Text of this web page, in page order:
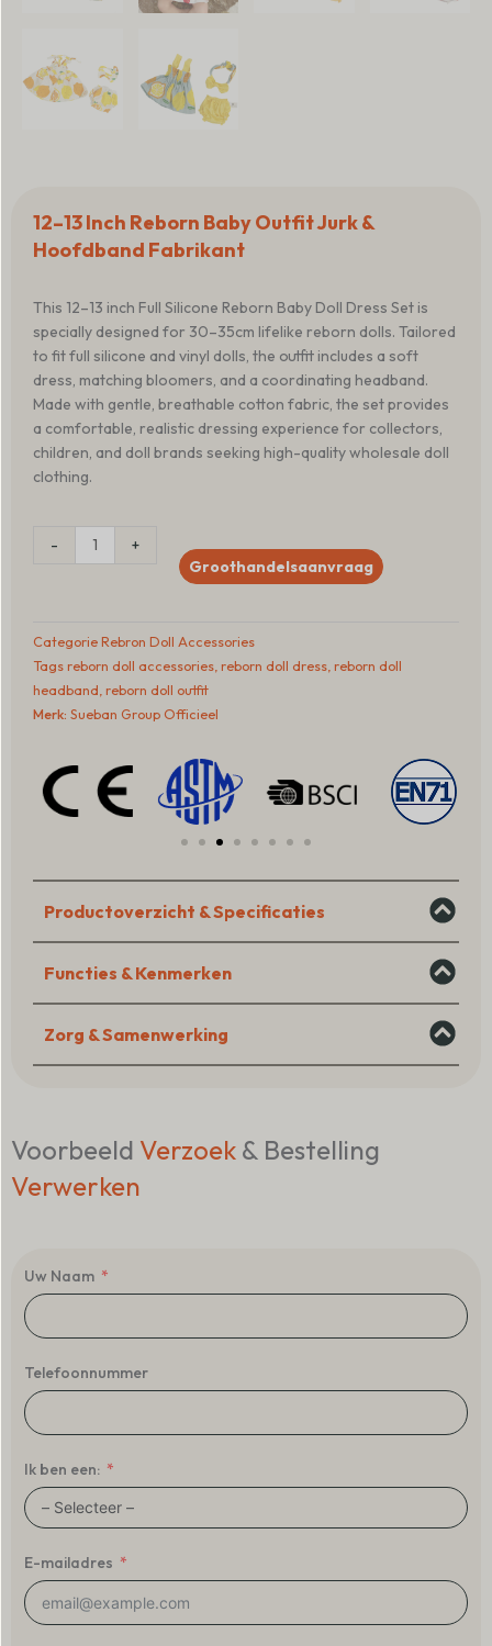
12–13 Inch Reborn Baby Outfit Jurk &
Hoofdband Fabrikant
This 12–13 inch Full Silicone Reborn Baby Doll Dress Set is
specially designed for 30–35cm lifelike reborn dolls. Tailored
to fit full silicone and vinyl dolls, the outfit includes a soft
dress, matching bloomers, and a coordinating headband.
Made with gentle, breathable cotton fabric, the set provides
a comfortable, realistic dressing experience for collectors,
children, and doll brands seeking high-quality wholesale doll
clothing.
-
Doll
Outfit
Dress
&
aantal
+
Groothandelsaanvraag
CategorieRebron Doll Accessories
Tagsreborn doll accessories reborn doll dress reborn doll
headband reborn doll outfit
Merk: Sueban Group Officieel
Productoverzicht & Specificaties
Functies & Kenmerken
Zorg & Samenwerking
Voorbeeld Verzoek & Bestelling
Verwerken
Uw Naam
Telefoonnummer
Ik ben een:
E-mailadres